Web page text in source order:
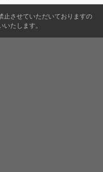
止させていただいておりますの
たします。